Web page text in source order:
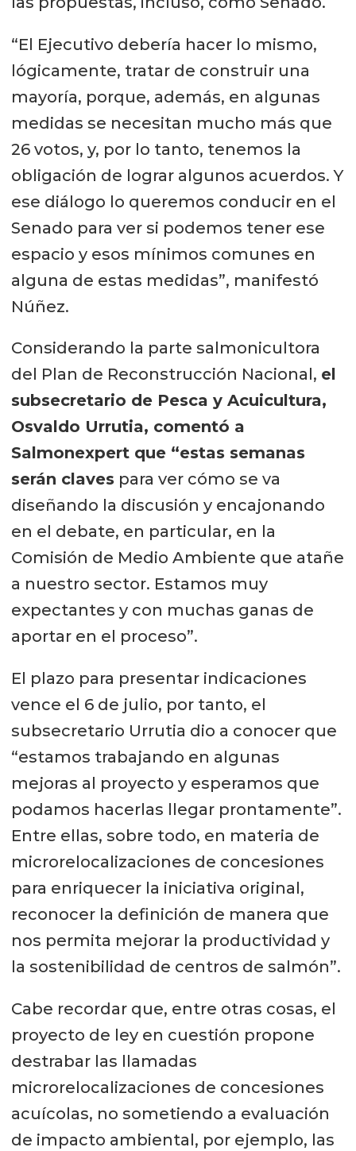
“El Ejecutivo debería hacer lo mismo,
lógicamente, tratar de construir una
mayoría, porque, además, en algunas
medidas se necesitan mucho más que
26 votos, y, por lo tanto, tenemos la
obligación de lograr algunos acuerdos. Y
ese diálogo lo queremos conducir en el
Senado para ver si podemos tener ese
espacio y esos mínimos comunes en
alguna de estas medidas”, manifestó
Núñez.
Considerando la parte salmonicultora
del Plan de Reconstrucción Nacional, el
subsecretario de Pesca y Acuicultura,
Osvaldo Urrutia, comentó a
Salmonexpert que “estas semanas
serán clavespara ver cómo se va
diseñando la discusión y encajonando
en el debate, en particular, en la
Comisión de Medio Ambiente que atañe
a nuestro sector. Estamos muy
expectantes y con muchas ganas de
aportar en el proceso”.
El plazo para presentar indicaciones
vence el 6 de julio, por tanto, el
subsecretario Urrutia dio a conocer que
“estamos trabajando en algunas
mejoras al proyecto y esperamos que
podamos hacerlas llegar prontamente”.
Entre ellas, sobre todo, en materia de
microrelocalizaciones de concesiones
para enriquecer la iniciativa original,
reconocer la definición de manera que
nos permita mejorar la productividad y
la sostenibilidad de centros de salmón”.
Cabe recordar que, entre otras cosas, el
proyecto de ley en cuestión propone
destrabar las llamadas
microrelocalizaciones de concesiones
acuícolas, no sometiendo a evaluación
de impacto ambiental, por ejemplo, las